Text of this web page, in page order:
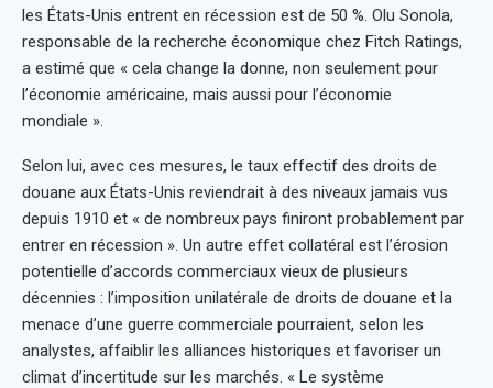
les États-Unis entrent en récession est de 50 %. Olu Sonola,
responsable de la recherche économique chez Fitch Ratings,
a estimé que « cela change la donne, non seulement pour
l’économie américaine, mais aussi pour l’économie
mondiale ».
Selon lui, avec ces mesures, le taux effectif des droits de
douane aux États-Unis reviendrait à des niveaux jamais vus
depuis 1910 et « de nombreux pays finiront probablement par
entrer en récession ». Un autre effet collatéral est l’érosion
potentielle d’accords commerciaux vieux de plusieurs
décennies : l’imposition unilatérale de droits de douane et la
menace d’une guerre commerciale pourraient, selon les
analystes, affaiblir les alliances historiques et favoriser un
climat d’incertitude sur les marchés. « Le système